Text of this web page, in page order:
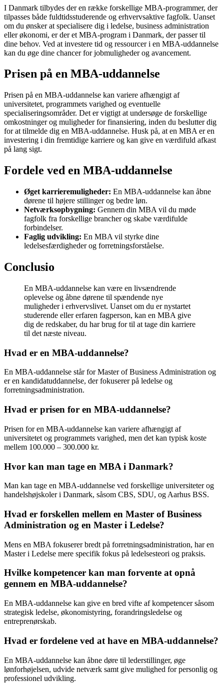
I Danmark tilbydes der en række forskellige MBA-programmer, der
tilpasses både fuldtidsstuderende og erhvervsaktive fagfolk. Uanset
om du ønsker at specialisere dig i ledelse, business administration
eller økonomi, er der et MBA-program i Danmark, der passer til
dine behov. Ved at investere tid og ressourcer i en MBA-uddannelse
kan du øge dine chancer for jobmuligheder og avancement.
Prisen på en MBA-uddannelse
Prisen på en MBA-uddannelse kan variere afhængigt af
universitetet, programmets varighed og eventuelle
specialiseringsområder. Det er vigtigt at undersøge de forskellige
omkostninger og muligheder for finansiering, inden du beslutter dig
for at tilmelde dig en MBA-uddannelse. Husk på, at en MBA er en
investering i din fremtidige karriere og kan give en værdifuld afkast
på lang sigt.
Fordele ved en MBA-uddannelse
Øget karrieremuligheder: En MBA-uddannelse kan åbne
dørene til højere stillinger og bedre løn.
Netværksopbygning: Gennem din MBA vil du møde
fagfolk fra forskellige brancher og skabe værdifulde
forbindelser.
Faglig udvikling: En MBA vil styrke dine
ledelsesfærdigheder og forretningsforståelse.
Conclusio
En MBA-uddannelse kan være en livsændrende
oplevelse og åbne dørene til spændende nye
muligheder i erhvervslivet. Uanset om du er nystartet
studerende eller erfaren fagperson, kan en MBA give
dig de redskaber, du har brug for til at tage din karriere
til det næste niveau.
Hvad er en MBA-uddannelse?
En MBA-uddannelse står for Master of Business Administration og
er en kandidatuddannelse, der fokuserer på ledelse og
forretningsadministration.
Hvad er prisen for en MBA-uddannelse?
Prisen for en MBA-uddannelse kan variere afhængigt af
universitetet og programmets varighed, men det kan typisk koste
mellem 100.000 – 300.000 kr.
Hvor kan man tage en MBA i Danmark?
Man kan tage en MBA-uddannelse ved forskellige universiteter og
handelshøjskoler i Danmark, såsom CBS, SDU, og Aarhus BSS.
Hvad er forskellen mellem en Master of Business
Administration og en Master i Ledelse?
Mens en MBA fokuserer bredt på forretningsadministration, har en
Master i Ledelse mere specifik fokus på ledelsesteori og praksis.
Hvilke kompetencer kan man forvente at opnå
gennem en MBA-uddannelse?
En MBA-uddannelse kan give en bred vifte af kompetencer såsom
strategisk ledelse, økonomistyring, forandringsledelse og
entreprenørskab.
Hvad er fordelene ved at have en MBA-uddannelse?
En MBA-uddannelse kan åbne døre til lederstillinger, øge
lønforhøjelsen, udvide netværk samt give mulighed for personlig og
professionel udvikling.